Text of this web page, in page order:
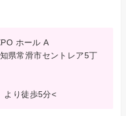
ホール A
県常滑市セントレア5丁
より徒歩5分<